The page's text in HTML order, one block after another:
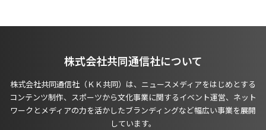
株式会社共同通信社について
株式会社共同通信社（ＫＫ共同）は、ニュースメディアをはじめとする
コンテンツ制作、スポーツから文化事業に関するイベント運営、ネット
ワークとメディアの力を活かしたブランディングなど幅広い事業を展開
しています。